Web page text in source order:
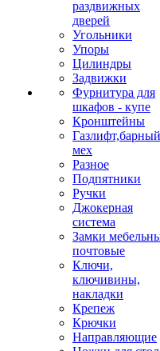
раздвижных
дверей
Угольники
Упоры
Цилиндры
Задвижки
Фурнитура для
шкафов - купе
Кронштейны
Газлифт,барный
мех
Разное
Подпятники
Ручки
Джокерная
система
Замки
почтовые
Ключи,
ключивины,
накладки
Крепеж
Крючки
Направляющие